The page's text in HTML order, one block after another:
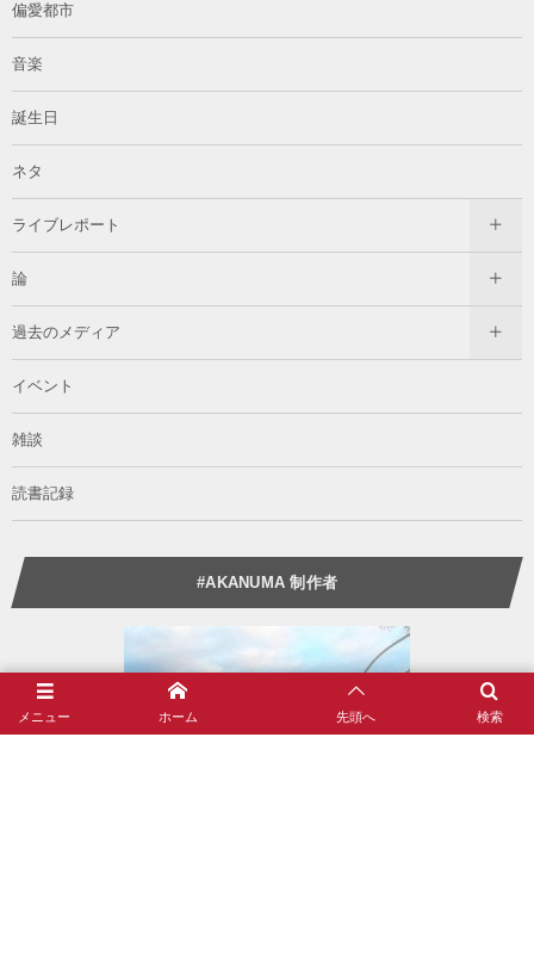
偏愛都市
音楽
誕生日
ネタ
ライブレポート
論
過去のメディア
イベント
雑談
読書記録
#AKANUMA 制作者
メニュー 検索
ホーム 先頭へ